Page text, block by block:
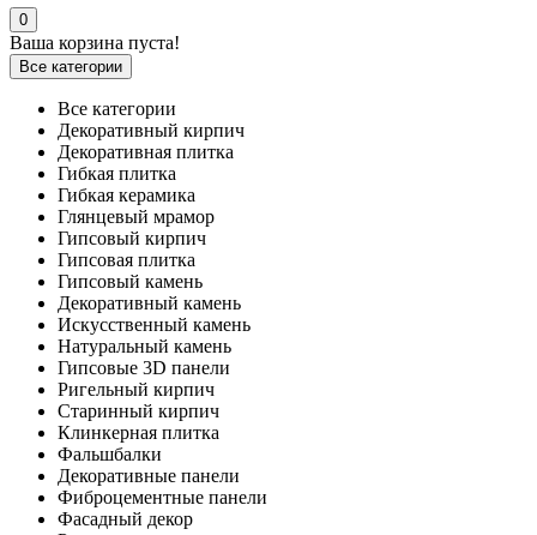
0
Ваша корзина пуста!
Все категории
Все категории
Декоративный кирпич
Декоративная плитка
Гибкая плитка
Гибкая керамика
Глянцевый мрамор
Гипсовый кирпич
Гипсовая плитка
Гипсовый камень
Декоративный камень
Искусственный камень
Натуральный камень
Гипсовые 3D панели
Ригельный кирпич
Старинный кирпич
Клинкерная плитка
Фальшбалки
Декоративные панели
Фиброцементные панели
Фасадный декор